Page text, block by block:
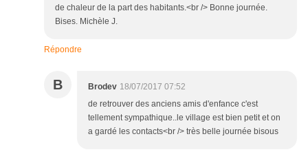
de chaleur de la part des habitants.<br /> Bonne journée.
Bises. Michèle J.
Répondre
B Brodev 18/07/2017 07:52
de retrouver des anciens amis d'enfance c'est
tellement sympathique..le village est bien petit et on
a gardé les contacts<br /> très belle journée bisous